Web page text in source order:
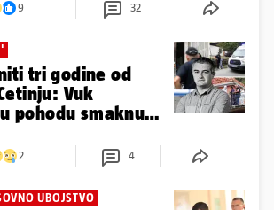
9 32
tri godine od
Vuk
pohodu smaknuo
2 4
UBOJSTVO